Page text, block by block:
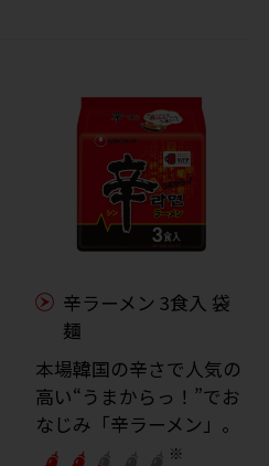
辛ラーメン 3食入 袋
麺
本場韓国の辛さで人気の
高い“うまからっ！”でお
なじみ「辛ラーメン」。
※